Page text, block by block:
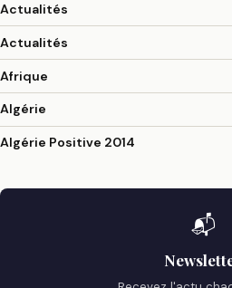
Actualités
Actualités
Afrique
Algérie
Algérie Positive 2014
📬